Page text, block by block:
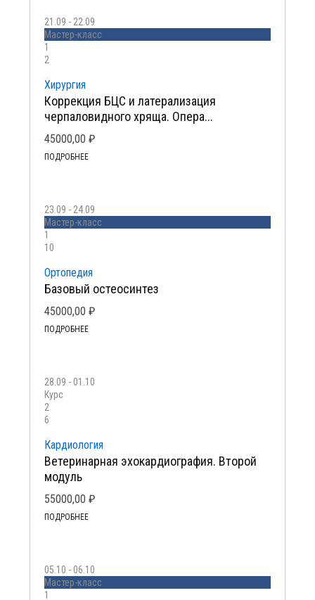
21.09 - 22.09
Мастер-класс
1
2
Хирургия
Коррекция БЦС и латерализация
черпаловидного хряща. Опера...
45000,00 ₽
ПОДРОБНЕЕ
23.09 - 24.09
Мастер-класс
1
10
Ортопедия
Базовый остеосинтез
45000,00 ₽
ПОДРОБНЕЕ
28.09 - 01.10
Курс
2
6
Кардиология
Ветеринарная эхокардиография. Второй
модуль
55000,00 ₽
ПОДРОБНЕЕ
05.10 - 06.10
Мастер-класс
1